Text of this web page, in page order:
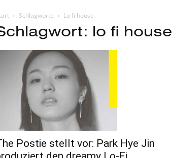
Schlagworte Lo fi house
lo fi house
Postie stellt vor: Park Hye Jin